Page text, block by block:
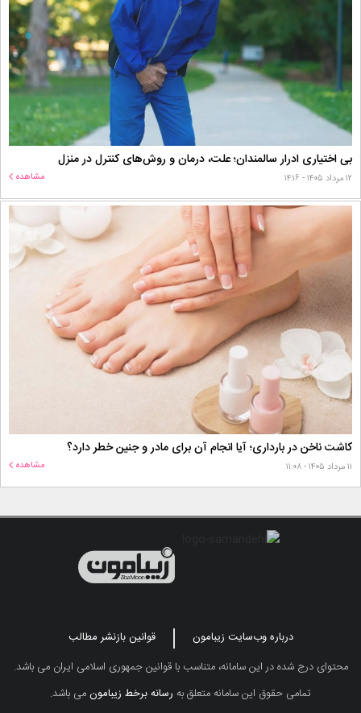
بی اختیاری ادرار سالمندان؛ علت، درمان و روش‌های کنترل در منزل
۱۲ مرداد ۱۴۰۵ - ۱۴:۱۶ مشاهده
کاشت ناخن در بارداری؛ آیا انجام آن برای مادر و جنین خطر دارد؟
۱۱ مرداد ۱۴۰۵ - ۱۱:۰۸ مشاهده
درباره وب‌سایت زیبامون
قوانین بازنشر مطالب
محتوای درج شده در این سامانه، متناسب با قوانین جمهوری اسلامی ایران می باشد.
تمامی حقوق این سامانه متعلق به رسانه برخط زیبامونمی باشد.